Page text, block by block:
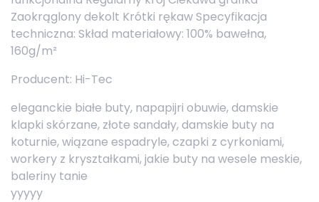
Zaokrąglony dekolt Krótki rękaw Specyfikacja
techniczna: Skład materiałowy: 100% bawełna,
160g/m²
Producent: Hi-Tec
eleganckie białe buty, napapijri obuwie, damskie
klapki skórzane, złote sandały, damskie buty na
koturnie, wiązane espadryle, czapki z cyrkoniami,
workery z kryształkami, jakie buty na wesele meskie,
baleriny tanie
yyyyy